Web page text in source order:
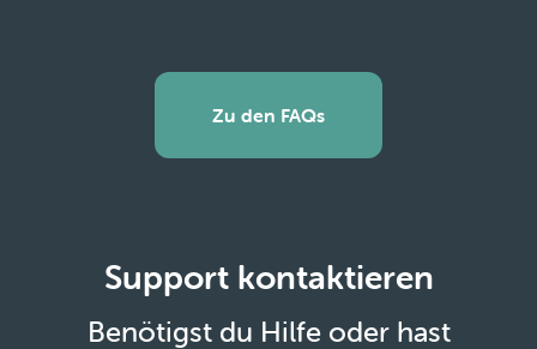
Zu den FAQs
Support kontaktieren
Benötigst du Hilfe oder hast